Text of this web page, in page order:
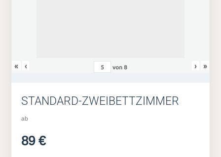
« ‹ von8 › »
STANDARD-ZWEIBETTZIMMER
ab
89 €